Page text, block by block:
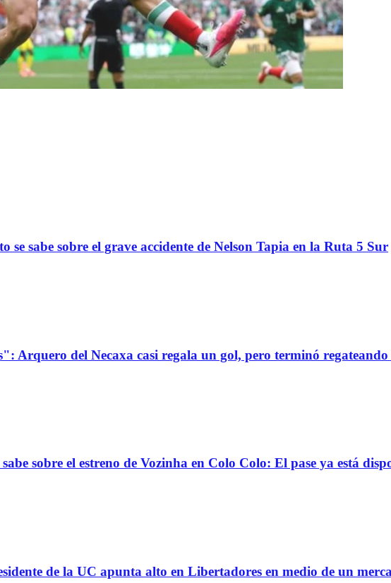
se sabe sobre el grave accidente de Nelson Tapia en la Ruta 5 Sur
Arquero del Necaxa casi regala un gol, pero terminó
sobre el estreno de Vozinha en Colo Colo: El pase ya está
de la UC apunta alto en Libertadores en medio de un